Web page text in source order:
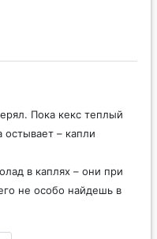
Пока кекс теплый
остывает – капли
в каплях – они при
не особо найдешь в